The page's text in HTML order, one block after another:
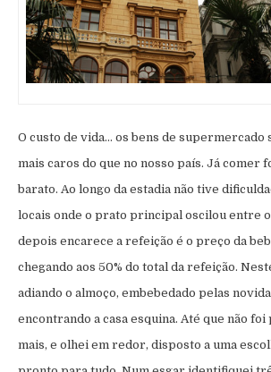
O custo de vida… os bens de supermercado
mais caros do que no nosso país. Já comer
barato. Ao longo da estadia não tive
locais onde o prato principal oscilou entre
depois encarece a refeição é o preço da
chegando aos 50% do total da refeição.
adiando o almoço, embebedado pelas
encontrando a casa esquina. Até que não
mais, e olhei em redor, disposto a uma